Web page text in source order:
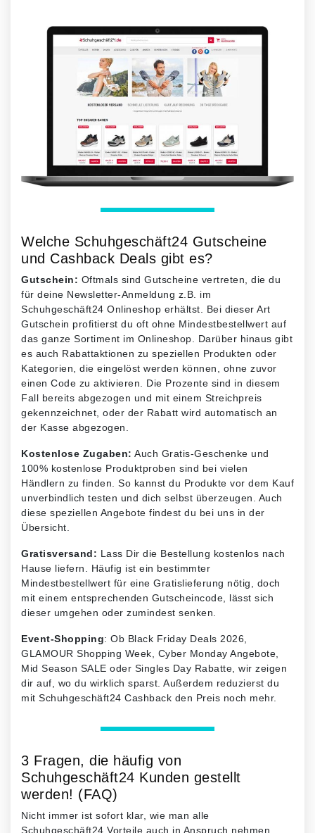
Welche Schuhgeschäft24 Gutscheine
und Cashback Deals gibt es?
Gutschein: Oftmals sind Gutscheine vertreten, die du
für deine Newsletter-Anmeldung z.B. im
Schuhgeschäft24 Onlineshop erhältst. Bei dieser Art
Gutschein profitierst du oft ohne Mindestbestellwert auf
das ganze Sortiment im Onlineshop. Darüber hinaus gibt
es auch Rabattaktionen zu speziellen Produkten oder
Kategorien, die eingelöst werden können, ohne zuvor
einen Code zu aktivieren. Die Prozente sind in diesem
Fall bereits abgezogen und mit einem Streichpreis
gekennzeichnet, oder der Rabatt wird automatisch an
der Kasse abgezogen.
Kostenlose Zugaben: Auch Gratis-Geschenke und
100% kostenlose Produktproben sind bei vielen
Händlern zu finden. So kannst du Produkte vor dem Kauf
unverbindlich testen und dich selbst überzeugen. Auch
diese speziellen Angebote findest du bei uns in der
Übersicht.
Gratisversand: Lass Dir die Bestellung kostenlos nach
Hause liefern. Häufig ist ein bestimmter
Mindestbestellwert für eine Gratislieferung nötig, doch
mit einem entsprechenden Gutscheincode, lässt sich
dieser umgehen oder zumindest senken.
Event-Shopping: Ob Black Friday Deals 2026,
GLAMOUR Shopping Week, Cyber Monday Angebote,
Mid Season SALE oder Singles Day Rabatte, wir zeigen
dir auf, wo du wirklich sparst. Außerdem reduzierst du
mit Schuhgeschäft24 Cashback den Preis noch mehr.
3 Fragen, die häufig von
Schuhgeschäft24 Kunden gestellt
werden! (FAQ)
Nicht immer ist sofort klar, wie man alle
Schuhgeschäft24 Vorteile auch in Anspruch nehmen